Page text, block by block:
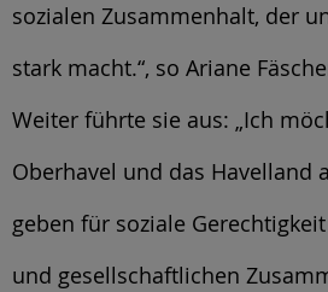
sozialen Zusammenhalt, der
stark macht.“, so Ariane
Weiter führte sie aus: „Ich
Oberhavel und das Havelland
geben für soziale Gerechtigkeit
und gesellschaftlichen